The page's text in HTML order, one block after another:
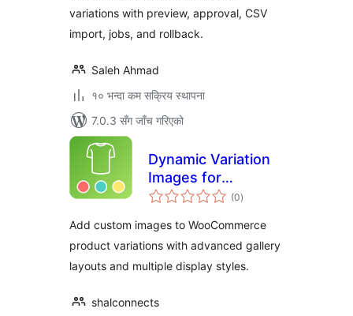
variations with preview, approval, CSV
import, jobs, and rollback.
Saleh Ahmad
१० भन्दा कम सक्रिय स्थापना
7.0.3 सँग जाँच गरिएको
Dynamic Variation
Images for
WooCommerce
(0कुल
रेटिङ्गहरू
)
Add custom images to WooCommerce
product variations with advanced gallery
layouts and multiple display styles.
shalconnects